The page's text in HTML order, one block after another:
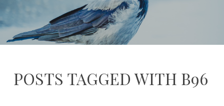
POSTS TAGGED WITH B96